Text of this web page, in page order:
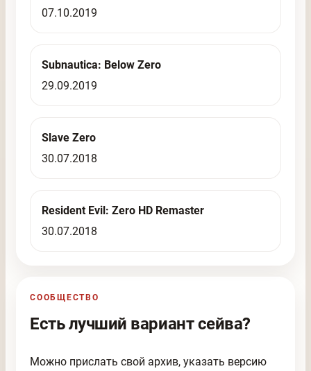
07.10.2019
Subnautica: Below Zero
29.09.2019
Slave Zero
30.07.2018
Resident Evil: Zero HD Remaster
30.07.2018
СООБЩЕСТВО
Есть лучший вариант сейва?
Можно прислать свой архив, указать версию